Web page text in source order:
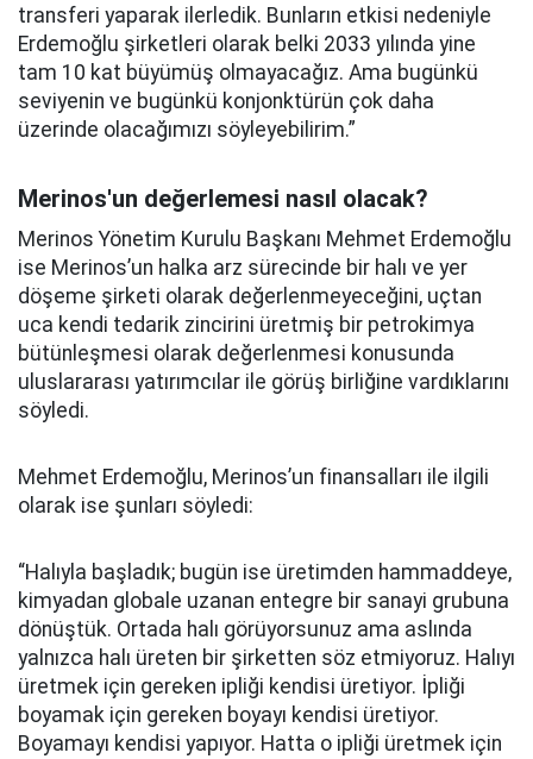
transferi yaparak ilerledik. Bunların etkisi nedeniyle
Erdemoğlu şirketleri olarak belki 2033 yılında yine
tam 10 kat büyümüş olmayacağız. Ama bugünkü
seviyenin ve bugünkü konjonktürün çok daha
üzerinde olacağımızı söyleyebilirim.”
Merinos'un değerlemesi nasıl olacak?
Merinos Yönetim Kurulu Başkanı Mehmet Erdemoğlu
ise Merinos’un halka arz sürecinde bir halı ve yer
döşeme şirketi olarak değerlenmeyeceğini, uçtan
uca kendi tedarik zincirini üretmiş bir petrokimya
bütünleşmesi olarak değerlenmesi konusunda
uluslararası yatırımcılar ile görüş birliğine vardıklarını
söyledi.
Mehmet Erdemoğlu, Merinos’un finansalları ile ilgili
olarak ise şunları söyledi:
“Halıyla başladık; bugün ise üretimden hammaddeye,
kimyadan globale uzanan entegre bir sanayi grubuna
dönüştük. Ortada halı görüyorsunuz ama aslında
yalnızca halı üreten bir şirketten söz etmiyoruz. Halıyı
üretmek için gereken ipliği kendisi üretiyor. İpliği
boyamak için gereken boyayı kendisi üretiyor.
Boyamayı kendisi yapıyor. Hatta o ipliği üretmek için